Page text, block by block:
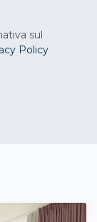
sul
Policy